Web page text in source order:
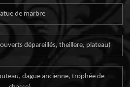
de marbre
dépareillés, theillere, plateau)
dague ancienne, trophée de